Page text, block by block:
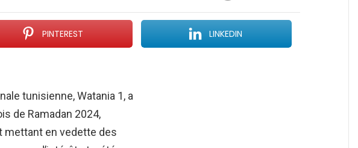
PINTEREST LINKEDIN
tunisienne, Watania 1, a
de Ramadan 2024,
mettant en vedette des